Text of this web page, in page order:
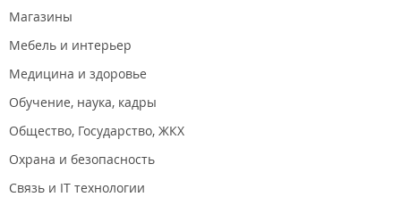
Снеговую Падь «накроют» комплексным развитием для
Магазины
Мебель и интерьер
Медицина и здоровье
Обучение, наука, кадры
Общество, Государство, ЖКХ
Охрана и безопасность
Связь и IT технологии